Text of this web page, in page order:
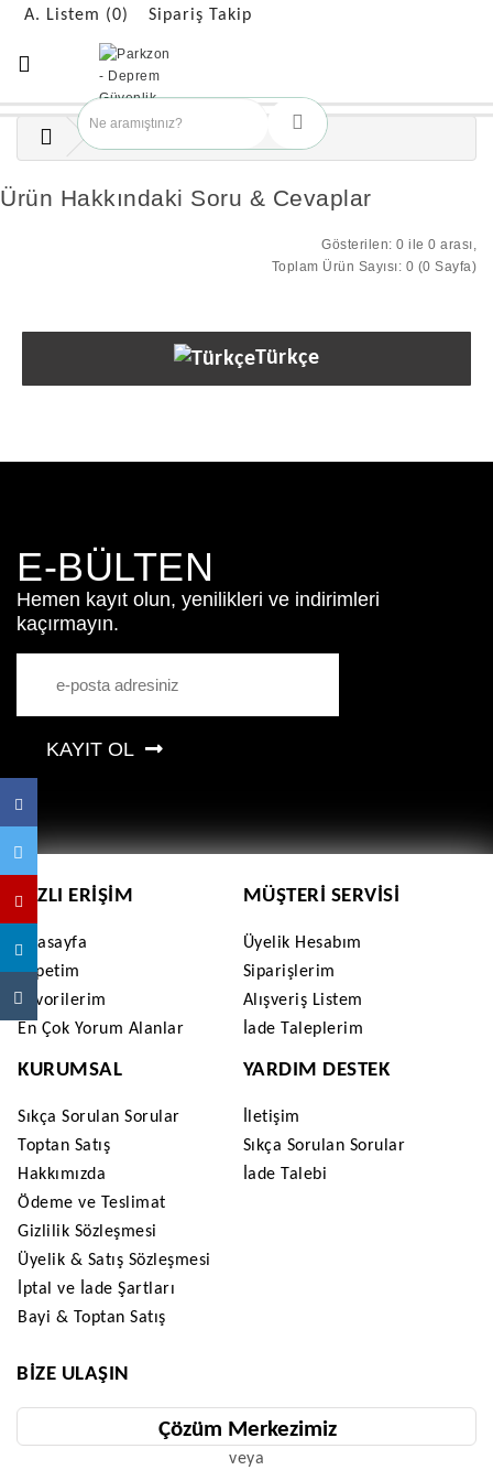
A. Listem (0) Sipariş Takip
Ürün Hakkındaki Soru & Cevaplar
Gösterilen: 0 ile 0 arası,
Toplam Ürün Sayısı: 0 (0 Sayfa)
Türkçe
E-BÜLTEN
Hemen kayıt olun, yenilikleri ve indirimleri
kaçırmayın.
KAYIT OL
HIZLI ERIŞIM
Anasayfa
Sepetim
Favorilerim
En Çok Yorum Alanlar
MÜŞTERI SERVISI
Üyelik Hesabım
Siparişlerim
Alışveriş Listem
İade Taleplerim
KURUMSAL
Sıkça Sorulan Sorular
Toptan Satış
Hakkımızda
Ödeme ve Teslimat
Gizlilik Sözleşmesi
Üyelik & Satış Sözleşmesi
İptal ve İade Şartları
Bayi & Toptan Satış
YARDIM DESTEK
İletişim
Sıkça Sorulan Sorular
İade Talebi
BIZE ULAŞIN
Çözüm Merkezimiz
veya